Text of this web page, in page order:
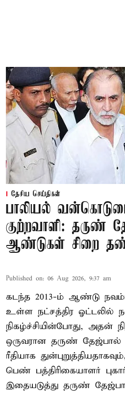
தேசிய செய்திகள்
பாலியல்
குற்றவாளி: தருண்
ஆண்டுகள் சிறை
Published on: 06 Aug 2026, 9:37 am
கடந்த 2013-ம் ஆண்டு
உள்ள நட்சத்திர ஓட்டலில்
நிகழ்ச்சியின்போது, அதன்
ஒருவரான தருண்
ரீதியாக
பெண் பத்திரிகையாளர்
இதையடுத்து தருண்